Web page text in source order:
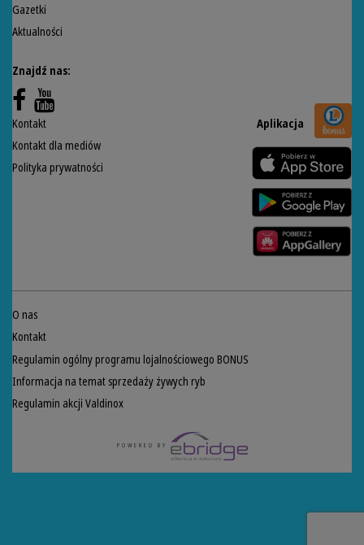
Gazetki
Aktualności
Znajdź nas:
Kontakt
Kontakt dla mediów
Polityka prywatności
Aplikacja
O nas
Kontakt
Regulamin ogólny programu lojalnościowego BONUS
Informacja na temat sprzedaży żywych ryb
Regulamin akcji Valdinox
POWERED BY